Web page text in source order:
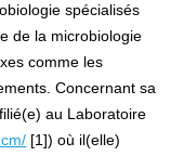
spécialisés
de la microbiologie
comme les
Concernant sa
au Laboratoire
[1]) où il(elle)